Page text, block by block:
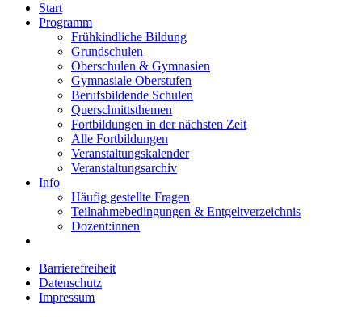
Start
Programm
Frühkindliche Bildung
Grundschulen
Oberschulen & Gymnasien
Gymnasiale Oberstufen
Berufsbildende Schulen
Querschnittsthemen
Fortbildungen in der nächsten Zeit
Alle Fortbildungen
Veranstaltungskalender
Veranstaltungsarchiv
Info
Häufig gestellte Fragen
Teilnahmebedingungen & Entgeltverzeichnis
Dozent:innen
Barrierefreiheit
Datenschutz
Impressum